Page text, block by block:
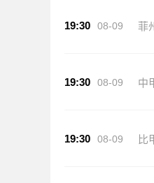
19:30 08-09 菲
19:30 08-09 中
19:30 08-09 比